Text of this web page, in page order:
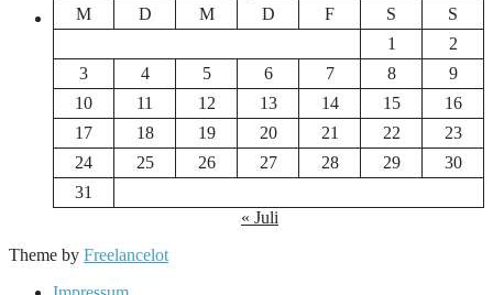
M
D M D F S
S
1
2
3
4 5 6 7 8
9
10
11 12 13 14 15
16
17
18 19 20 21 22
23
24
25 26 27 28 29
30
31
« Juli
Theme by Freelancelot